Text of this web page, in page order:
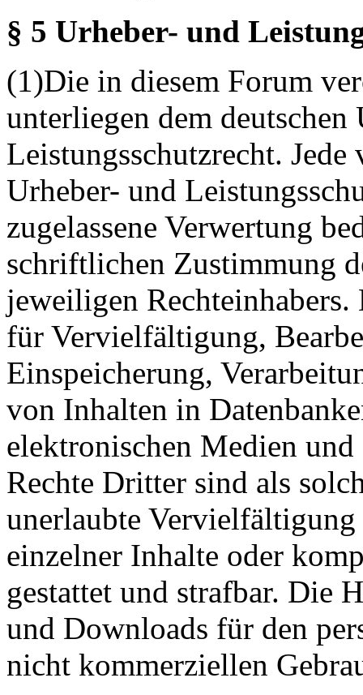
§ 5 Urheber- und
(1)Die in diesem Forum
unterliegen dem deutschen
Leistungsschutzrecht. Jede
Urheber- und
zugelassene Verwertung
schriftlichen Zustimmung
jeweiligen
für Vervielfältigung,
Einspeicherung,
von Inhalten in
elektronischen Medien
Rechte Dritter sind als
unerlaubte Vervielfältigung
einzelner Inhalte oder
gestattet und strafbar. Die
und Downloads für den
nicht kommerziellen